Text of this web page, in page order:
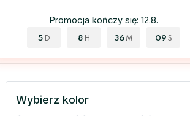
Promocja kończy się: 12.8.
5 D 8 H 36 M 09 S
Wybierz kolor